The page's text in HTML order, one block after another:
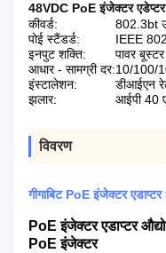
48VDC PoE इंजेक्टर
कीवर्ड:
802.3bt
पोई स्टैंडर्ड:
IEEE
इनपुट शक्ति:
पावर
आधार - सामग्री दर:10/100/
इंस्टालेशन:
डीआईएन
झलार:
आईपी 40
विवरण
गीगाबिट PoE इंजेक्टर
PoE इंजेक्टर एडाप्टर
PoE इंजेक्टर